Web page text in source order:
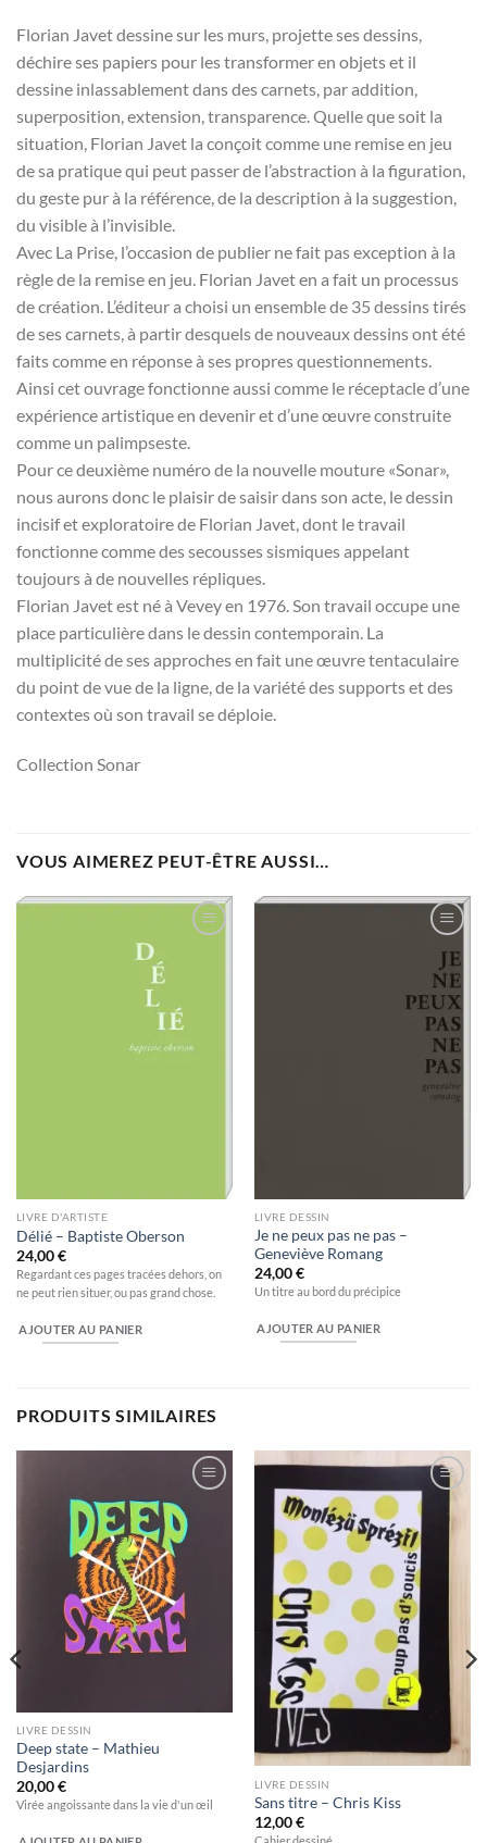
Florian Javet dessine sur les murs, projette ses dessins,
déchire ses papiers pour les transformer en objets et il
dessine inlassablement dans des carnets, par addition,
superposition, extension, transparence. Quelle que soit la
situation, Florian Javet la conçoit comme une remise en jeu
de sa pratique qui peut passer de l’abstraction à la figuration,
du geste pur à la référence, de la description à la suggestion,
du visible à l’invisible.
Avec La Prise, l’occasion de publier ne fait pas exception à la
règle de la remise en jeu. Florian Javet en a fait un processus
de création. L’éditeur a choisi un ensemble de 35 dessins tirés
de ses carnets, à partir desquels de nouveaux dessins ont été
faits comme en réponse à ses propres questionnements.
Ainsi cet ouvrage fonctionne aussi comme le réceptacle d’une
expérience artistique en devenir et d’une œuvre construite
comme un palimpseste.
Pour ce deuxième numéro de la nouvelle mouture «Sonar»,
nous aurons donc le plaisir de saisir dans son acte, le dessin
incisif et exploratoire de Florian Javet, dont le travail
fonctionne comme des secousses sismiques appelant
toujours à de nouvelles répliques.
Florian Javet est né à Vevey en 1976. Son travail occupe une
place particulière dans le dessin contemporain. La
multiplicité de ses approches en fait une œuvre tentaculaire
du point de vue de la ligne, de la variété des supports et des
contextes où son travail se déploie.
Collection Sonar
VOUS AIMEREZ PEUT-ÊTRE AUSSI…
LIVRE D'ARTISTE
Délié – Baptiste Oberson
24,00€
Regardant ces pages tracées dehors, on
ne peut rien situer, ou pas grand chose.
AJOUTER AU PANIER
Ajouter
à la
wishlist
LIVRE DESSIN
Je ne peux pas ne pas –
Geneviève Romang
24,00€
Un titre au bord du précipice
AJOUTER AU PANIER
PRODUITS SIMILAIRES
Ajouter
wishlist
LIVRE DESSIN
Deep state – Mathieu
Desjardins
20,00€
Virée angoissante dans la vie d'un œil
Ajouter
wishlist
LIVRE DESSIN
Sans titre – Chris Kiss
12,00€